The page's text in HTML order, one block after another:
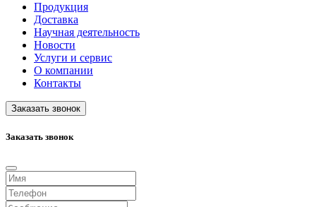
Продукция
Доставка
Научная деятельность
Новости
Услуги и сервис
О компании
Контакты
Заказать звонок
Заказать звонок